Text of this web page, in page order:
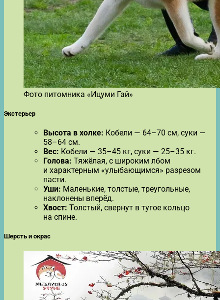
Фото питомника «Ицуми Гай»
Экстерьер
Высота в холке: Кобели — 64–70 см, суки —
58–64 см.
Вес: Кобели — 35–45 кг, суки — 25–35 кг.
Голова: Тяжёлая, с широким лбом
и характерным «улыбающимся» разрезом
пасти.
Уши: Маленькие, толстые, треугольные,
наклонены вперёд.
Хвост: Толстый, свернут в тугое кольцо
на спине.
Шерсть и окрас